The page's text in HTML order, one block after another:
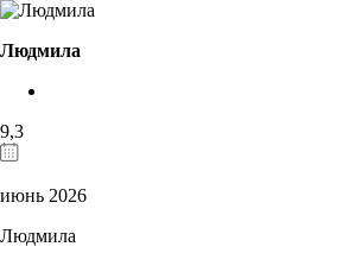
Людмила
9,3
июнь 2026
Людмила